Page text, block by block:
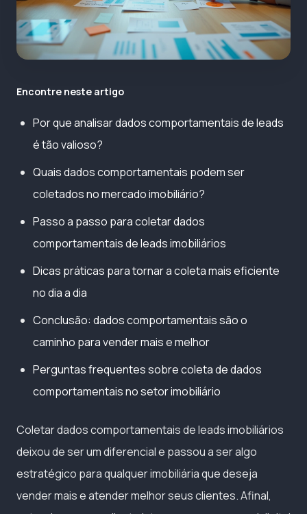
Encontre neste artigo
Por que analisar dados comportamentais de leads
é tão valioso?
Quais dados comportamentais podem ser
coletados no mercado imobiliário?
Passo a passo para coletar dados
comportamentais de leads imobiliários
Dicas práticas para tornar a coleta mais eficiente
no dia a dia
Conclusão: dados comportamentais são o
caminho para vender mais e melhor
Perguntas frequentes sobre coleta de dados
comportamentais no setor imobiliário
Coletar dados comportamentais de leads imobiliários
deixou de ser um diferencial e passou a ser algo
estratégico para qualquer imobiliária que deseja
vender mais e atender melhor seus clientes. Afinal,